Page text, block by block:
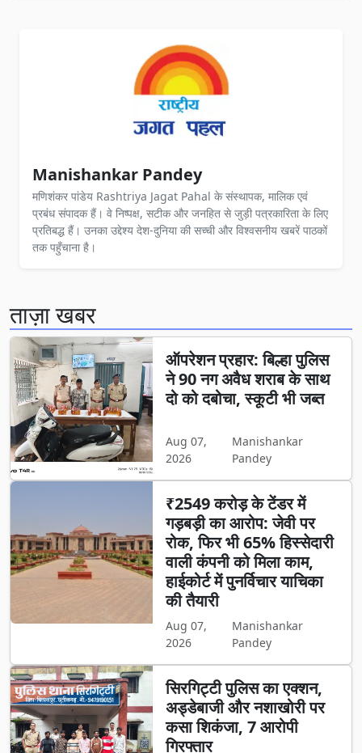
Manishankar Pandey
मणिशंकर पांडेय Rashtriya Jagat Pahal के संस्थापक, मालिक एवं
प्रबंध संपादक हैं। वे निष्पक्ष, सटीक और जनहित से जुड़ी पत्रकारिता के लिए
प्रतिबद्ध हैं। उनका उद्देश्य देश-दुनिया की सच्ची और विश्वसनीय खबरें पाठकों
तक पहुँचाना है।
ताज़ा खबर
ऑपरेशन प्रहार: बिल्हा पुलिस
ने 90 नग अवैध शराब के साथ
दो को दबोचा, स्कूटी भी जब्त
Aug 07,
2026
Manishankar
Pandey
₹2549 करोड़ के टेंडर में
गड़बड़ी का आरोप: जेवी पर
रोक, फिर भी 65% हिस्सेदारी
वाली कंपनी को मिला काम,
हाईकोर्ट में पुनर्विचार याचिका
की तैयारी
Aug 07,
2026
Manishankar
Pandey
सिरगिट्टी पुलिस का एक्शन,
अड्डेबाजी और नशाखोरी पर
कसा शिकंजा, 7 आरोपी
गिरफ्तार